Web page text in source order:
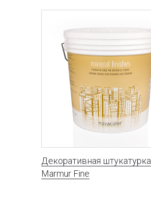
Декоративная штукатурка
Marmur Fine